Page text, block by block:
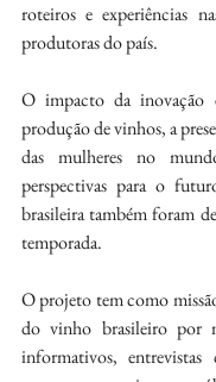
roteiros e experiências
produtoras do país.
O impacto da inovação
produção de vinhos, a
das mulheres no
perspectivas para o
brasileira também foram
temporada.
O projeto tem como
do vinho brasileiro por
informativos, entrevistas